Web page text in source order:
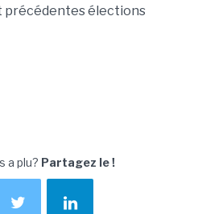
élections
a plu? Partagez le !